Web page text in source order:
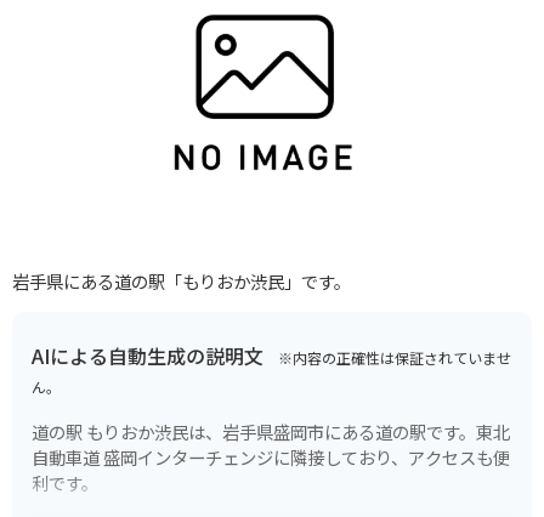
岩手県にある道の駅「もりおか渋民」です。
AIによる自動生成の説明文 ※内容の正確性は保証されていませ
ん。
道の駅 もりおか渋民は、岩手県盛岡市にある道の駅です。東北
自動車道 盛岡インターチェンジに隣接しており、アクセスも便
利です。